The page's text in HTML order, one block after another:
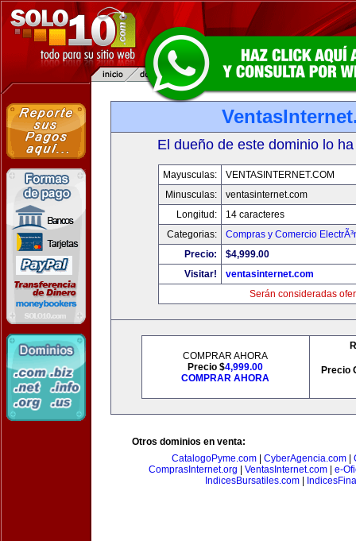
El dueño de este dominio lo
Mayusculas:
VENTASINTERNET.COM
Minusculas:
ventasinternet.com
Longitud:
14 caracteres
Categorias:
Compras y Comercio
Precio:
$4,999.00
Visitar!
ventasinternet.com
Serán consideradas
COMPRAR AHORA
Precio $4,999.00
COMPRAR AHORA
Precio
Otros dominios en venta:
CatalogoPyme.com
CyberAgencia.com
ComprasInternet.org
VentasInternet.com| e-
IndicesBursatiles.com|